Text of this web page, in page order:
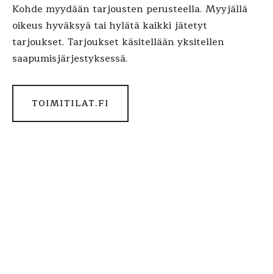
Kohde myydään tarjousten perusteella. Myyjällä
oikeus hyväksyä tai hylätä kaikki jätetyt
tarjoukset. Tarjoukset käsitellään yksitellen
saapumisjärjestyksessä.
TOIMITILAT.FI